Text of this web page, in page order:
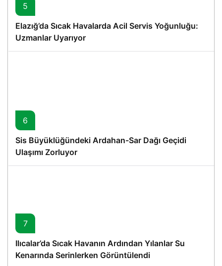
5
Elazığ’da Sıcak Havalarda Acil Servis Yoğunluğu:
Uzmanlar Uyarıyor
6
Sis Büyüklüğündeki Ardahan-Sar Dağı Geçidi
Ulaşımı Zorluyor
7
Ilıcalar’da Sıcak Havanın Ardından Yılanlar Su
Kenarında Serinlerken Görüntülendi